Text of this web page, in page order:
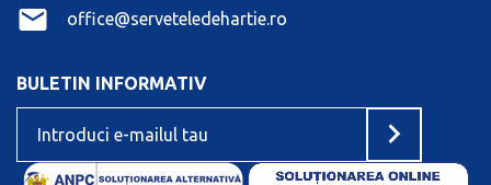
office@serveteledehartie.ro
BULETIN INFORMATIV